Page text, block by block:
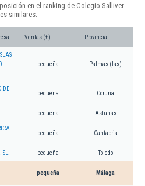
en el ranking de Colegio Salliver
similares:
Ventas (€) Provincia
pequeña Palmas (las)
DE
pequeña Coruña
pequeña Asturias
pequeña Cantabria
pequeña Toledo
pequeña Málaga